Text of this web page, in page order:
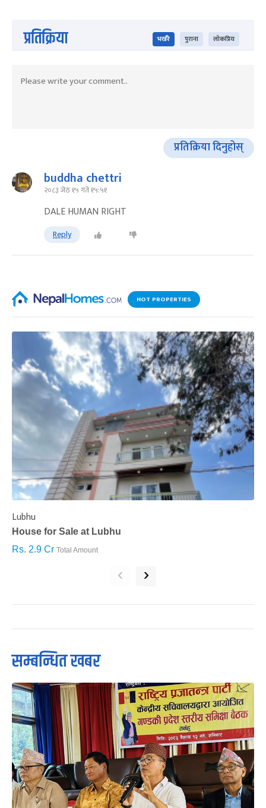
प्रतिक्रिया भर्खरै पुराना लोकप्रिय
प्रतिक्रिया दिनुहोस्
buddha chettri
२०८३ जेठ १५ गते १५:५१
DALE HUMAN RIGHT
Reply
HOT PROPERTIES
Lubhu
House for Sale at Lubhu
Rs. 2.9 Cr Total Amount
‹ ›
सम्बन्धित खबर